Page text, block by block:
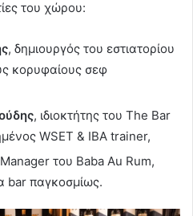
του χώρου:
, δημιουργός του εστιατορίου
κορυφαίους σεφ
, ιδιοκτήτης του The Bar
WSET & ΙΒΑ trainer,
του Baba Au Rum,
bar παγκοσμίως.